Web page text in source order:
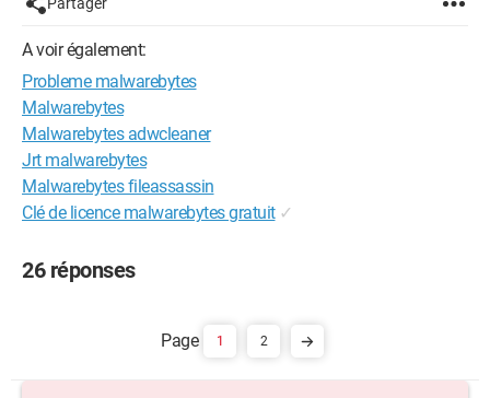
MErci de votre aide!!!
A voir également:
Probleme malwarebytes
Malwarebytes
Malwarebytes adwcleaner
Jrt malwarebytes
Malwarebytes fileassassin
Clé de licence malwarebytes gratuit ✓
26 réponses
1 2